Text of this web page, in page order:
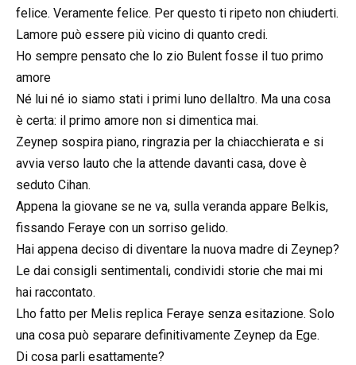
felice. Veramente felice. Per questo ti ripeto non chiuderti.
Lamore può essere più vicino di quanto credi.
Ho sempre pensato che lo zio Bulent fosse il tuo primo
amore
Né lui né io siamo stati i primi luno dellaltro. Ma una cosa
è certa: il primo amore non si dimentica mai.
Zeynep sospira piano, ringrazia per la chiacchierata e si
avvia verso lauto che la attende davanti casa, dove è
seduto Cihan.
Appena la giovane se ne va, sulla veranda appare Belkis,
fissando Feraye con un sorriso gelido.
Hai appena deciso di diventare la nuova madre di Zeynep?
Le dai consigli sentimentali, condividi storie che mai mi
hai raccontato.
Lho fatto per Melis replica Feraye senza esitazione. Solo
una cosa può separare definitivamente Zeynep da Ege.
Di cosa parli esattamente?